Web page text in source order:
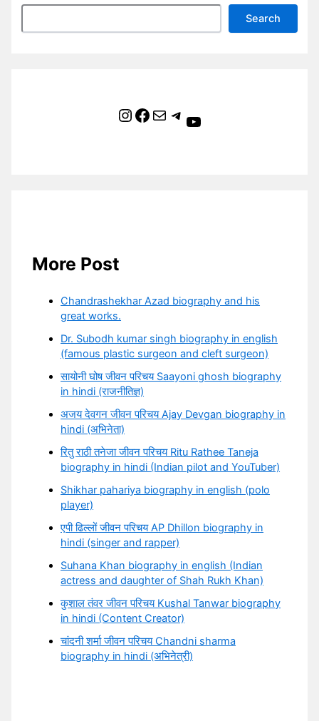
Search
Instagram Facebook Mail Telegram YouTube
More Post
Chandrashekhar Azad biography and his
great works.
Dr. Subodh kumar singh biography in english
(famous plastic surgeon and cleft surgeon)
सायोनी घोष जीवन परिचय Saayoni ghosh biography
in hindi (राजनीतिज्ञ)
अजय देवगन जीवन परिचय Ajay Devgan biography in
hindi (अभिनेता)
रितु राठी तनेजा जीवन परिचय Ritu Rathee Taneja
biography in hindi (Indian pilot and YouTuber)
Shikhar pahariya biography in english (polo
player)
एपी ढिल्लों जीवन परिचय AP Dhillon biography in
hindi (singer and rapper)
Suhana Khan biography in english (Indian
actress and daughter of Shah Rukh Khan)
कुशाल तंवर जीवन परिचय Kushal Tanwar biography
in hindi (Content Creator)
चांदनी शर्मा जीवन परिचय Chandni sharma
biography in hindi (अभिनेत्री)